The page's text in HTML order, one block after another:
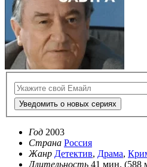
Уведомить о новых сериях
Год 2003
Страна Россия
Жанр Детектив, Драма,
Длительность 41 мин. (588